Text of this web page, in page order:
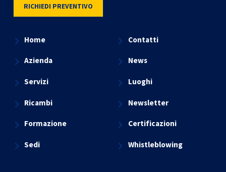
RICHIEDI PREVENTIVO
Home
Azienda
Servizi
Ricambi
Formazione
Sedi
Contatti
News
Luoghi
Newsletter
Certificazioni
Whistleblowing